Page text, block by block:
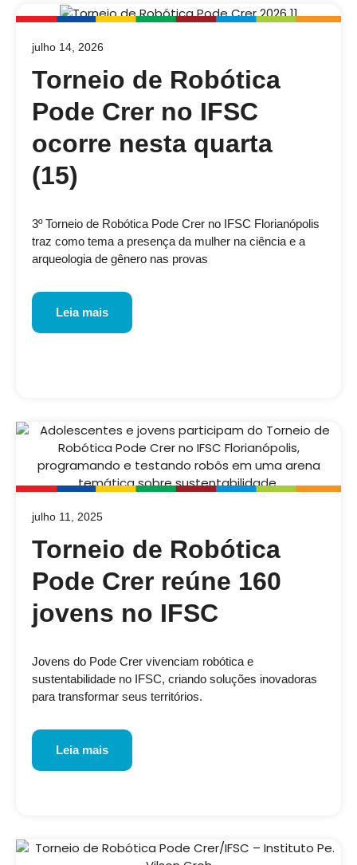
julho 14, 2026
Torneio de Robótica
Pode Crer no IFSC
ocorre nesta quarta
(15)
3º Torneio de Robótica Pode Crer no IFSC Florianópolis
traz como tema a presença da mulher na ciência e a
arqueologia de gênero nas provas
Leia mais
julho 11, 2025
Torneio de Robótica
Pode Crer reúne 160
jovens no IFSC
Jovens do Pode Crer vivenciam robótica e
sustentabilidade no IFSC, criando soluções inovadoras
para transformar seus territórios.
Leia mais